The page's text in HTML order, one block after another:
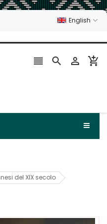
English
   
del XIX secolo